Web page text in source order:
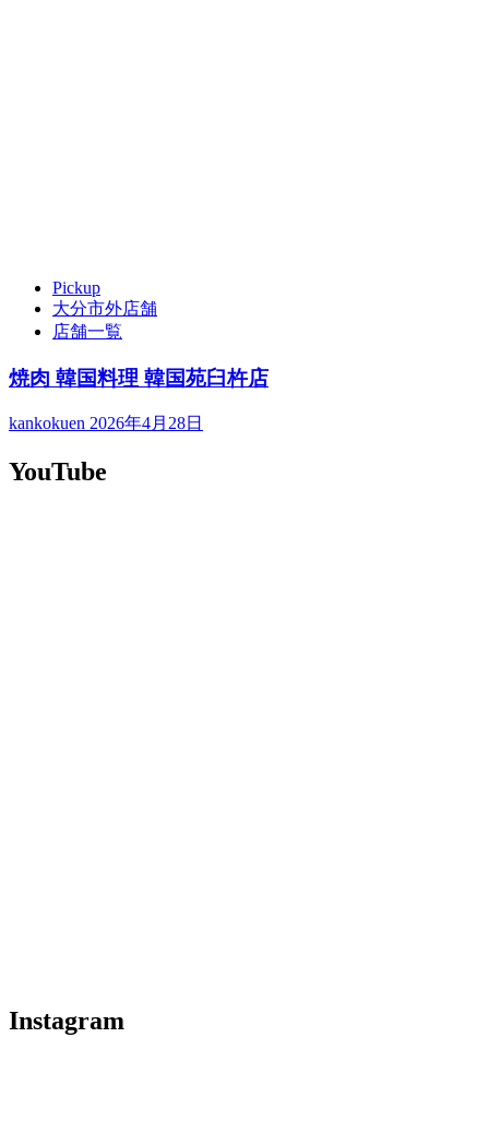
Pickup
大分市外店舗
店舗一覧
焼肉 韓国料理 韓国苑臼杵店
kankokuen 2026年4月28日
YouTube
Instagram